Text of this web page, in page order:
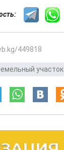
449818
участок